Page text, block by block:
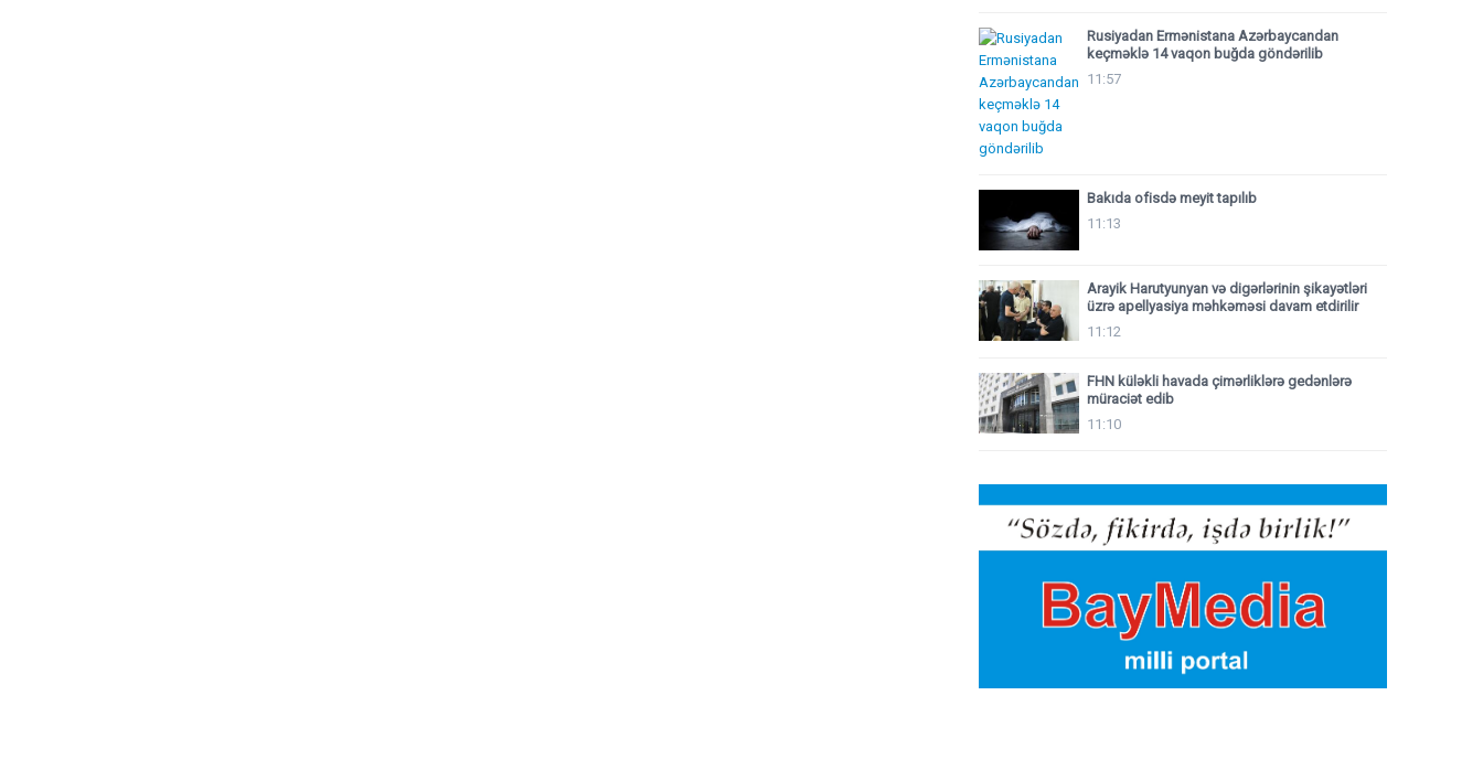
Rusiyadan Ermənistana Azərbaycandan
keçməklə 14 vaqon buğda göndərilib
11:57
Bakıda ofisdə meyit tapılıb
11:13
Arayik Harutyunyan və digərlərinin şikayətləri
üzrə apellyasiya məhkəməsi davam etdirilir
11:12
FHN küləkli havada çimərliklərə gedənlərə
müraciət edib
11:10